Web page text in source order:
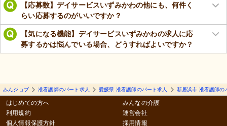
【応募数】デイサービスいずみかわの他にも、何件く
らい応募するのがいいですか？
【気になる機能】デイサービスいずみかわの求人に応
募するかは悩んでいる場合、どうすればよいですか？
みんジョブ 准看護師のパート求人 愛媛県 准看護師のパート求人 新居浜市 准看護師の
はじめての方へ
利用規約
個人情報保護方針
みんなの介護
運営会社
採用情報